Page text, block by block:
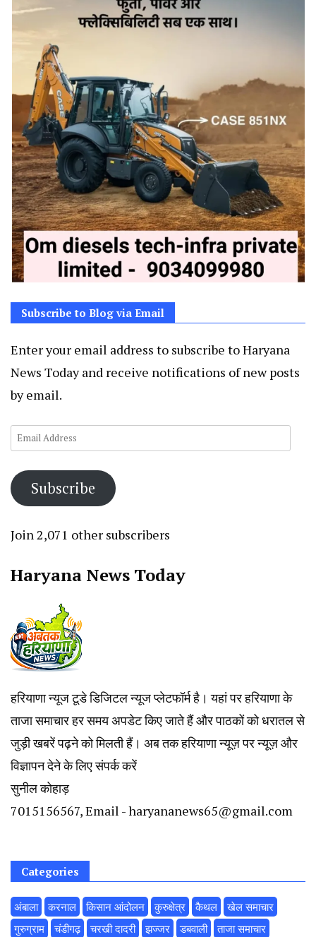
Subscribe to Blog via Email
Enter your email address to subscribe to Haryana
News Today and receive notifications of new posts
by email.
Email
Subscribe
Join 2,071 other subscribers
Haryana News Today
हरियाणा न्यूज टूडे डिजिटल न्यूज प्लेटफॉर्म है। यहां पर हरियाणा के
ताजा समाचार हर समय अपडेट किए जाते हैं और पाठकों को धरातल से
जुड़ी खबरें पढ़ने को मिलती हैं। अब तक हरियाणा न्यूज़ पर न्यूज़ और
विज्ञापन देने के लिए संपर्क करें
सुनील कोहाड़
7015156567, Email - haryananews65@gmail.com
Categories
अंबाला करनाल किसान आंदोलन कुरुक्षेत्र कैथल
खेल समाचार
गुरुग्राम
चंडीगढ़ चरखी दादरी झज्जर डबवाली
ताजा समाचार